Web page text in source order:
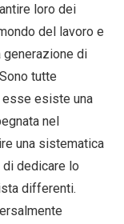
loro dei
del lavoro e
generazione di
tutte
esiste una
nel
una sistematica
dedicare lo
differenti.